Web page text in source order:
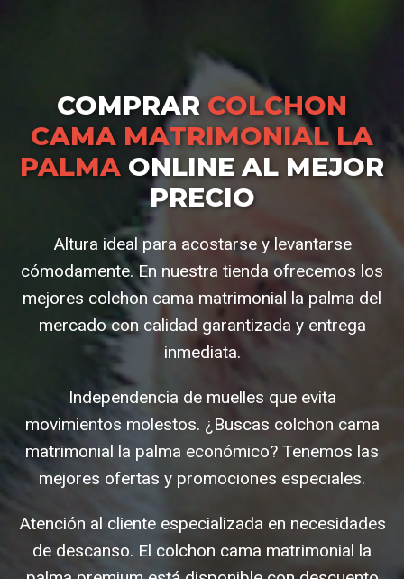
COMPRAR COLCHON
CAMA MATRIMONIAL LA
PALMA ONLINE AL MEJOR
PRECIO
Altura ideal para acostarse y levantarse
cómodamente. En nuestra tienda ofrecemos los
mejores colchon cama matrimonial la palma del
mercado con calidad garantizada y entrega
inmediata.
Independencia de muelles que evita
movimientos molestos. ¿Buscas colchon cama
matrimonial la palma económico? Tenemos las
mejores ofertas y promociones especiales.
Atención al cliente especializada en necesidades
de descanso. El colchon cama matrimonial la